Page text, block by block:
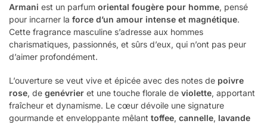
Armani est un parfum oriental fougère pour homme, pensé
pour incarner la force d’un amour intense et magnétique.
Cette fragrance masculine s’adresse aux hommes
charismatiques, passionnés, et sûrs d’eux, qui n’ont pas peur
d’aimer profondément.
L’ouverture se veut vive et épicée avec des notes de poivre
rose, de genévrier et une touche florale de violette, apportant
fraîcheur et dynamisme. Le cœur dévoile une signature
gourmande et enveloppante mêlant toffee, cannelle, lavande